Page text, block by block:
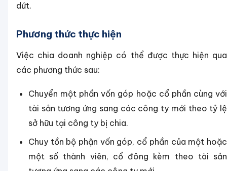
dứt.
Phương thức thực hiện
Việc chia doanh nghiệp có thể được thực hiện qua
các phương thức sau:
Chuyển một phần vốn góp hoặc cổ phần cùng với
tài sản tương ứng sang các công ty mới theo tỷ lệ
sở hữu tại công ty bị chia.
Chuy tồn bộ phận vốn góp, cổ phần của một hoặc
một số thành viên, cổ đông kèm theo tài sản